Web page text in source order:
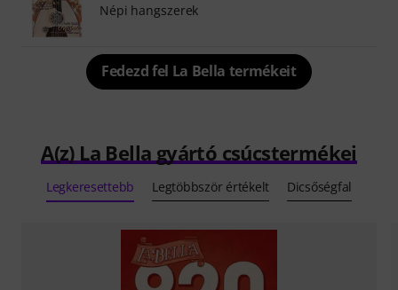
Népi hangszerek
Fedezd fel La Bella termékeit
A(z) La Bella gyártó csúcstermékei
Legkeresettebb Legtöbbször értékelt Dicsőségfal